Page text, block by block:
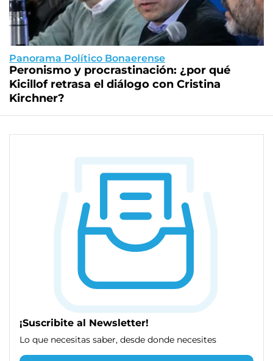
Panorama Político Bonaerense
Peronismo y procrastinación: ¿por qué
Kicillof retrasa el diálogo con Cristina
Kirchner?
¡Suscribite al Newsletter!
Lo que necesitas saber, desde donde necesites